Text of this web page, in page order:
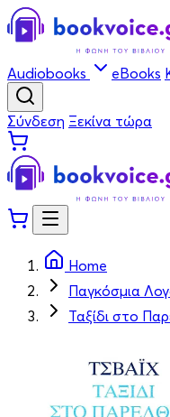
Audiobooks eBooks
Σύνδεση Ξεκίνα τώρα
Home
Παγκόσμια
Ταξίδι στο